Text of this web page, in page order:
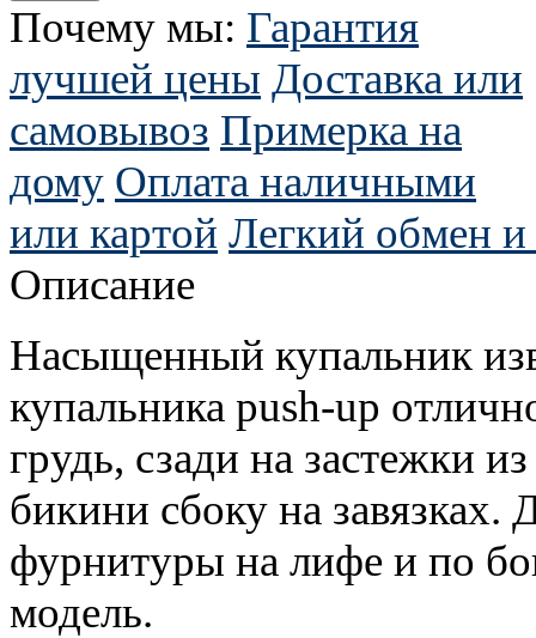
Почему мы: Гарантия
лучшей цены Доставка или
самовывоз Примерка на
дому Оплата наличными
или картой Легкий обмен и
Описание
Насыщенный купальник
купальника push-up
грудь, сзади на застежки
бикини сбоку на завязках.
фурнитуры на лифе и по
модель.